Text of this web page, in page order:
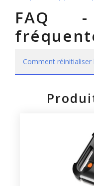
FAQ -
Comment réinitialiser